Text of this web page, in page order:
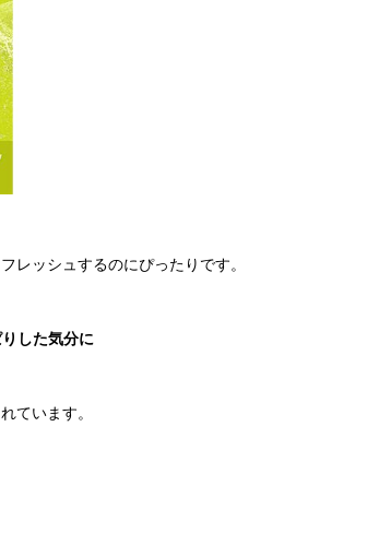
50ml
レッシュするのにぴったりです。
した気分に
ています。